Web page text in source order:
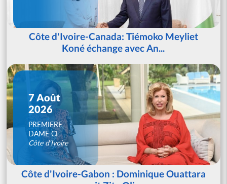
Côte d'Ivoire-Canada: Tiémoko Meyliet
Koné échange avec An...
7 Août
2026
PREMIERE
DAME CI
Côte d'Ivoire
Côte d'Ivoire-Gabon : Dominique Ouattara